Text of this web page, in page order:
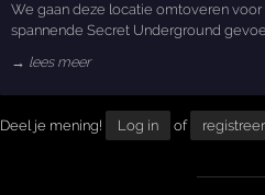
We gaan deze locatie omtoveren
spannende Secret Underground
→ lees meer
Deel je mening! Log in of registreer